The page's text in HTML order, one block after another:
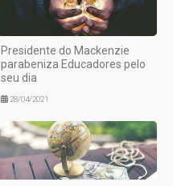
Presidente do Mackenzie
parabeniza Educadores pelo
seu dia
28/04/2021